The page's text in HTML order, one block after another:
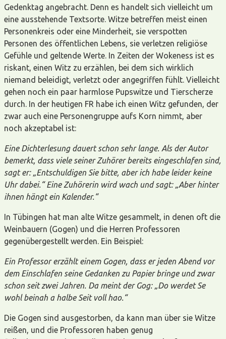
Gedenktag angebracht. Denn es handelt sich vielleicht um
eine ausstehende Textsorte. Witze betreffen meist einen
Personenkreis oder eine Minderheit, sie verspotten
Personen des öffentlichen Lebens, sie verletzen religiöse
Gefühle und geltende Werte. In Zeiten der Wokeness ist es
riskant, einen Witz zu erzählen, bei dem sich wirklich
niemand beleidigt, verletzt oder angegriffen fühlt. Vielleicht
gehen noch ein paar harmlose Pupswitze und Tierscherze
durch. In der heutigen FR habe ich einen Witz gefunden, der
zwar auch eine Personengruppe aufs Korn nimmt, aber
noch akzeptabel ist:
Eine Dichterlesung dauert schon sehr lange. Als der Autor
bemerkt, dass viele seiner Zuhörer bereits eingeschlafen sind,
sagt er: „Entschuldigen Sie bitte, aber ich habe leider keine
Uhr dabei.“ Eine Zuhörerin wird wach und sagt: „Aber hinter
ihnen hängt ein Kalender.“
In Tübingen hat man alte Witze gesammelt, in denen oft die
Weinbauern (Gogen) und die Herren Professoren
gegenübergestellt werden. Ein Beispiel:
Ein Professor erzählt einem Gogen, dass er jeden Abend vor
dem Einschlafen seine Gedanken zu Papier bringe und zwar
schon seit zwei Jahren. Da meint der Gog: „Do werdet Se
wohl beinah a halbe Seit voll hao.“
Die Gogen sind ausgestorben, da kann man über sie Witze
reißen, und die Professoren haben genug